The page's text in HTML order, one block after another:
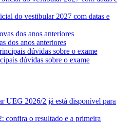
do vestibular 2027 com datas e
dos anos anteriores
dúvidas sobre o exame
UEG 2026/2 já está disponível para
confira o resultado e a primeira